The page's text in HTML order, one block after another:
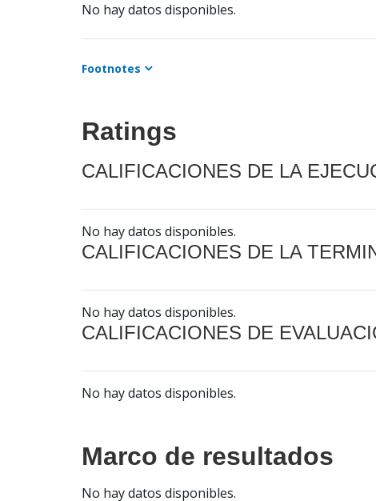
No hay datos disponibles.
Footnotes
Ratings
CALIFICACIONES DE LA
No hay datos disponibles.
CALIFICACIONES DE LA
No hay datos disponibles.
CALIFICACIONES DE
No hay datos disponibles.
Marco de resultados
No hay datos disponibles.